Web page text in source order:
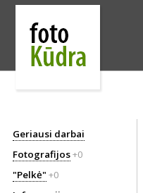
Geriausi darbai
Fotografijos+0
"Pelkė" +0